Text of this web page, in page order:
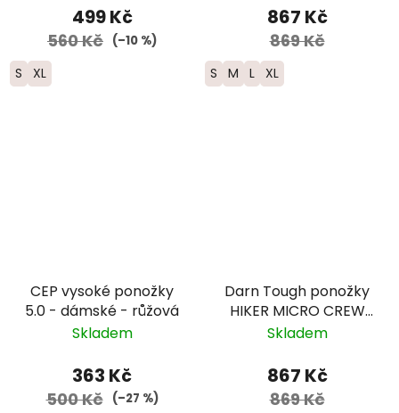
499 Kč
560 Kč (–10 %)
S XL
pánské -
modré/zelené
867 Kč
869 Kč
S M L XL
CEP vysoké ponožky
5.0 - dámské - růžová
Skladem
363 Kč
500 Kč (–27 %)
Darn Tough ponožky
HIKER MICRO CREW
Midweight Merino -
limitovaná edice
Skladem
867 Kč
869 Kč